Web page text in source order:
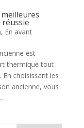
, En avant
est
thermique tout
choisissant les
ancienne, vous